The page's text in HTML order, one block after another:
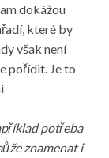
dokážou
které by
však není
pořídit. Je to
potřeba
znamenat i